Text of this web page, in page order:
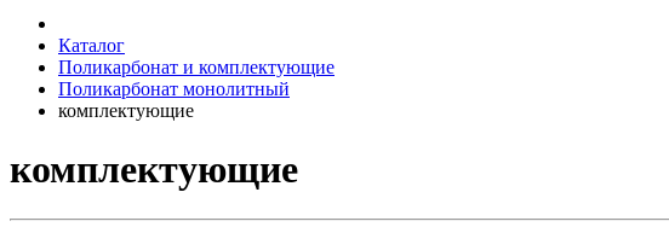
Каталог
Поликарбонат и комплектующие
Поликарбонат монолитный
комплектующие
комплектующие